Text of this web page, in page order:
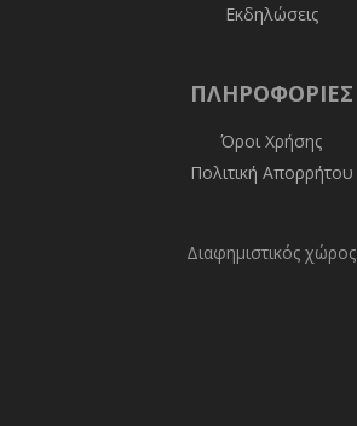
Εκδηλώσεις
ΠΛΗΡΟΦΟΡΊΕΣ
Όροι Χρήσης
Πολιτική Απορρήτου
Διαφημιστικός χώρος